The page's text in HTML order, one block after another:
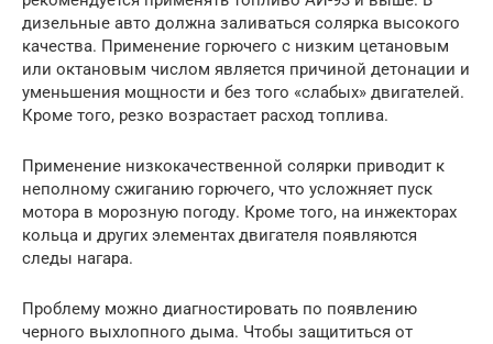
дизельные авто должна заливаться солярка высокого
качества. Применение горючего с низким цетановым
или октановым числом является причиной детонации и
уменьшения мощности и без того «слабых» двигателей.
Кроме того, резко возрастает расход топлива.
Применение низкокачественной солярки приводит к
неполному сжиганию горючего, что усложняет пуск
мотора в морозную погоду. Кроме того, на инжекторах
кольца и других элементах двигателя появляются
следы нагара.
Проблему можно диагностировать по появлению
черного выхлопного дыма. Чтобы защититься от